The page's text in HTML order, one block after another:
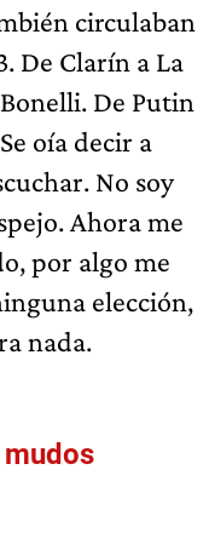
circulaban
De Clarín a La
De Putin
oía decir a
No soy
Ahora me
por algo me
elección,
nada.